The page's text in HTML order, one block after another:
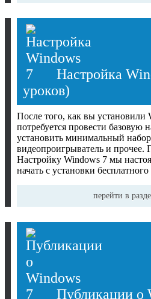
Настройка
уроков)
После того, как вы установили
потребуется провести базовую
установить минимальный
видеопроигрыватель и прочее.
Настройку Windows 7 мы
начать с установки
перейти в
Публикации о